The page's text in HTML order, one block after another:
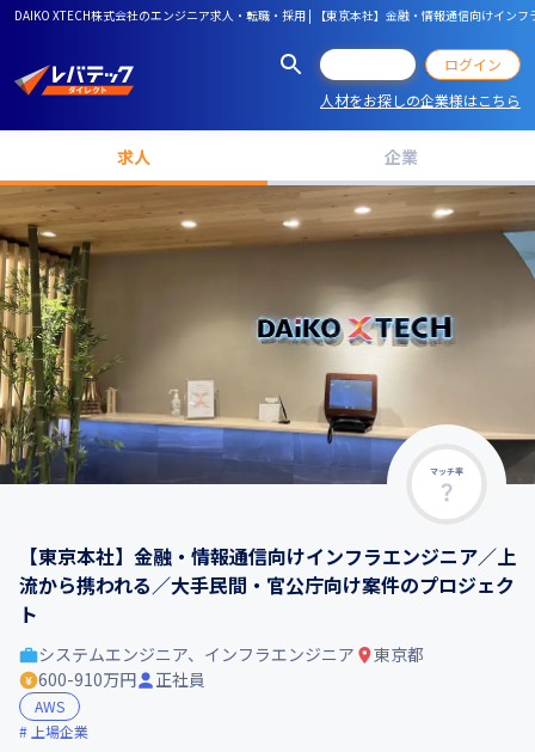
DAIKO XTECH株式会社のエンジニア求人・転職・採用 | 【東京本社】金融・情報通信向けイン
ログイン
人材をお探しの企業様はこちら
求人 企業
マッチ率
【東京本社】金融・情報通信向けインフラエンジニア／上
流から携われる／大手民間・官公庁向け案件のプロジェク
ト
システムエンジニア、インフラエンジニア
東京都
600-910万円
正社員
AWS
上場企業